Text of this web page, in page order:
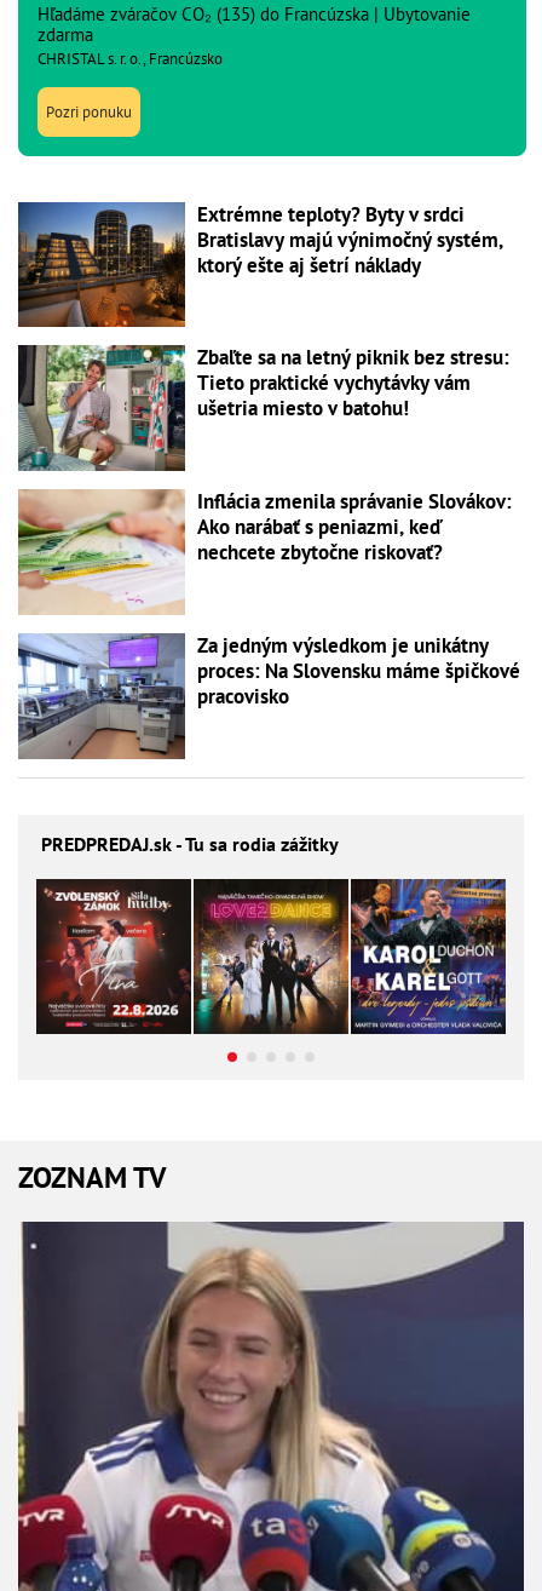
Hľadáme zváračov CO₂ (135) do Francúzska | Ubytovanie
zdarma
CHRISTAL s. r. o., Francúzsko
Pozri ponuku
Extrémne teploty? Byty v srdci
Bratislavy majú výnimočný systém,
ktorý ešte aj šetrí náklady
Zbaľte sa na letný piknik bez stresu:
Tieto praktické vychytávky vám
ušetria miesto v batohu!
Inflácia zmenila správanie Slovákov:
Ako narábať s peniazmi, keď
nechcete zbytočne riskovať?
Za jedným výsledkom je unikátny
proces: Na Slovensku máme špičkové
pracovisko
PREDPREDAJ.sk - Tu sa rodia zážitky
ZOZNAM TV